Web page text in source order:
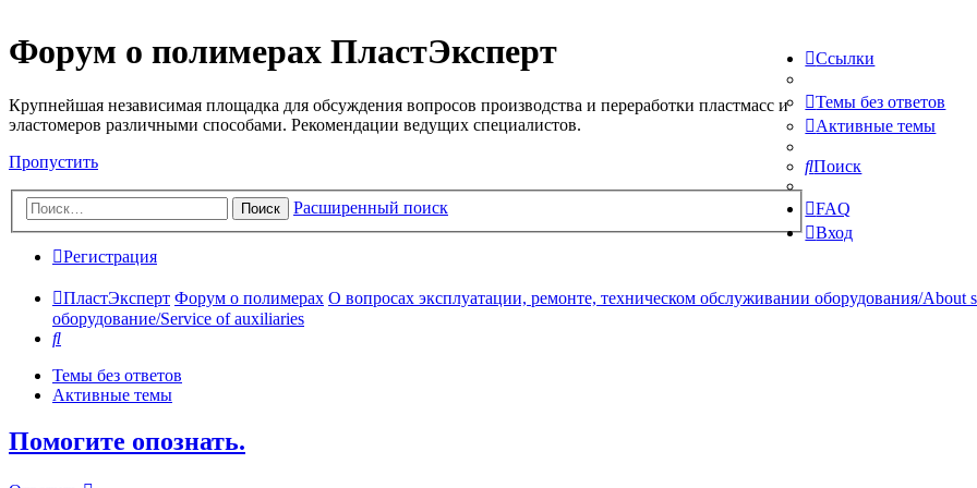
Форум о полимерах ПластЭксперт
Крупнейшая независимая площадка для обсуждения вопросов производства и переработки пластмасс и
эластомеров различными способами. Рекомендации ведущих специалистов.
Пропустить
Поиск Расширенный поиск
Ссылки
Темы без ответов
Активные темы
Поиск
FAQ
Вход
Регистрация
ПластЭксперт Форум о полимерах О вопросах эксплуатации, ремонте, техническом обслуживании оборудования/About
оборудование/Service of auxiliaries
Поиск
Темы без ответов
Активные темы
Помогите опознать.